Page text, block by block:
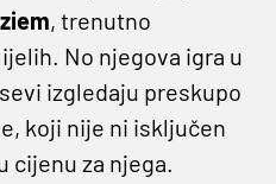
, trenutno
No njegova igra u
izgledaju preskupo
koji nije ni isključen
cijenu za njega.